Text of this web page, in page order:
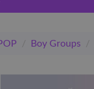
/ Boy Groups /